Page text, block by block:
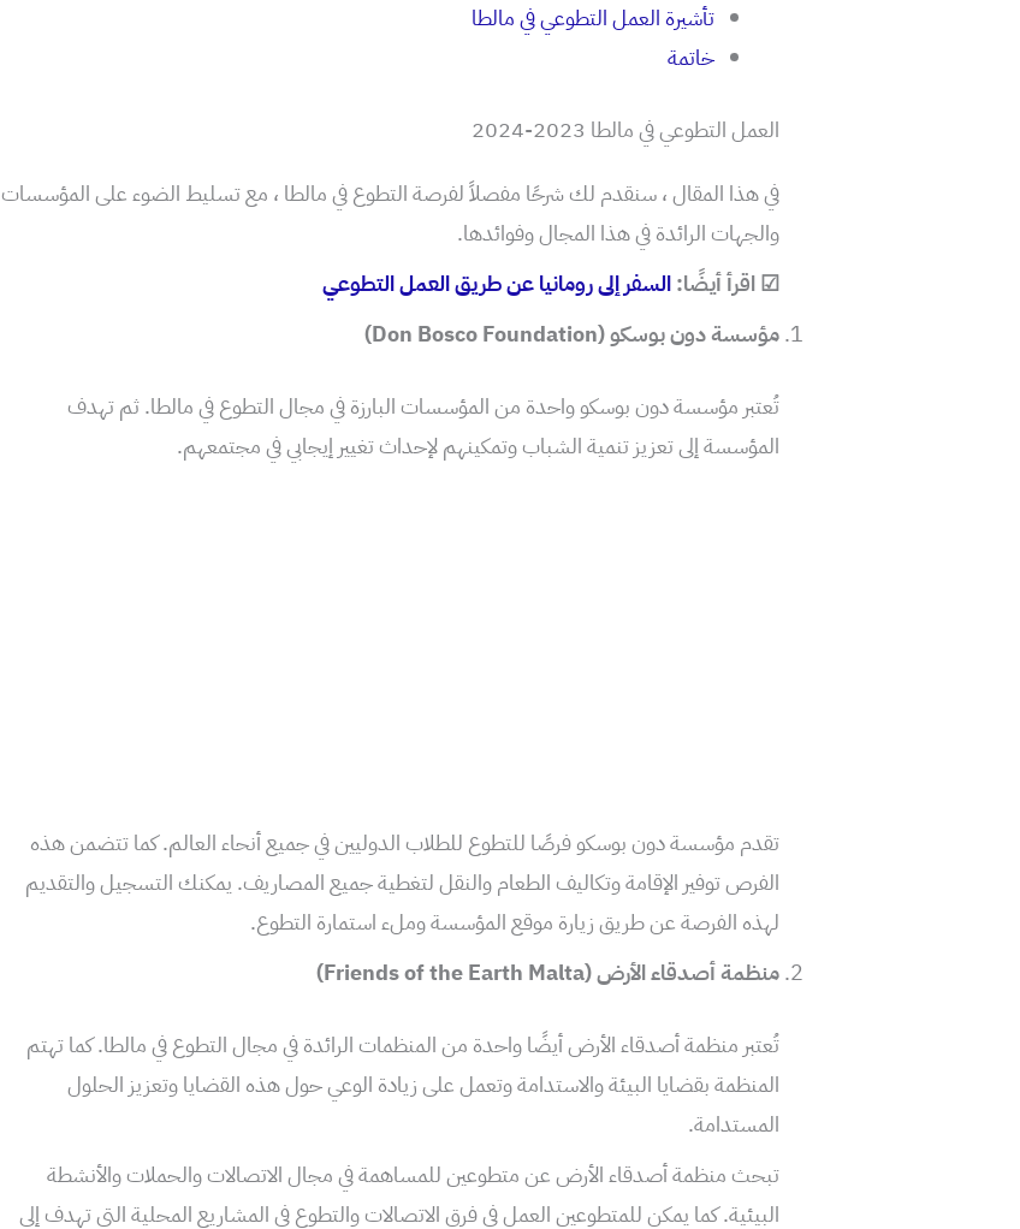
تأشيرة العمل التطوعي في مالطا
خاتمة
العمل التطوعي في مالطا 2023-2024
في هذا المقال ، سنقدم لك شرحًا مفصلاً لفرصة التطوع في مالطا ، مع تسليط الضوء على المؤسسات
والجهات الرائدة في هذا المجال وفوائدها.
☑ اقرأ أيضًا:السفر إلى رومانيا عن طريق العمل التطوعي
مؤسسة دون بوسكو (Don Bosco Foundation)
تُعتبر مؤسسة دون بوسكو واحدة من المؤسسات البارزة في مجال التطوع في مالطا. ثم تهدف
المؤسسة إلى تعزيز تنمية الشباب وتمكينهم لإحداث تغيير إيجابي في مجتمعهم.
تقدم مؤسسة دون بوسكو فرصًا للتطوع للطلاب الدوليين في جميع أنحاء العالم. كما تتضمن هذه
الفرص توفير الإقامة وتكاليف الطعام والنقل لتغطية جميع المصاريف. يمكنك التسجيل والتقديم
لهذه الفرصة عن طريق زيارة موقع المؤسسة وملء استمارة التطوع.
منظمة أصدقاء الأرض (Friends of the Earth Malta)
تُعتبر منظمة أصدقاء الأرض أيضًا واحدة من المنظمات الرائدة في مجال التطوع في مالطا. كما تهتم
المنظمة بقضايا البيئة والاستدامة وتعمل على زيادة الوعي حول هذه القضايا وتعزيز الحلول
المستدامة.
تبحث منظمة أصدقاء الأرض عن متطوعين للمساهمة في مجال الاتصالات والحملات والأنشطة
البيئية. كما يمكن للمتطوعين العمل في فرق الاتصالات والتطوع في المشاريع المحلية التي تهدف إلى